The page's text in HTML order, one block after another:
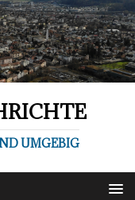
UMGEBIG